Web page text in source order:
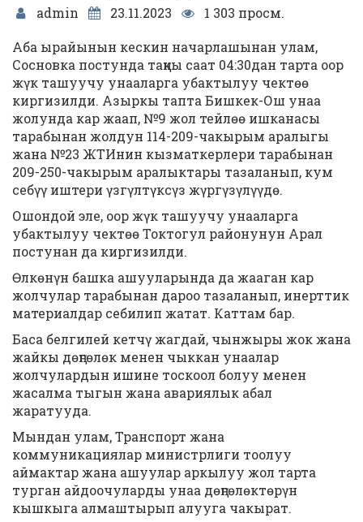
admin 23.11.2023
1 303 просм.
Аба ырайынын кескин начарлашынан улам,
Сосновка постунда таңкы саат 04:30дан тарта оор
жүк ташуучу унааларга убактылуу чектөө
киргизилди. Азыркы тапта Бишкек-Ош унаа
жолунда кар жаап, №9 жол тейлөө ишканасы
тарабынан жолдун 114-209-чакырым аралыгы
жана №23 ЖТИнин кызматкерлери тарабынан
209-250-чакырым аралыктары тазаланып, кум
себүү иштери үзгүлтүксүз жүргүзүлүүдө.
Ошондой эле, оор жүк ташуучу унааларга
убактылуу чектөө Токтогул районунун Арал
постунан да киргизилди.
Өлкөнүн башка ашууларында да жааган кар
жолчулар тарабынан дароо тазаланып, инерттик
материалдар себилип жатат. Каттам бар.
Баса белгилей кетчү жагдай, чынжыры жок жана
жайкы дөңгөлөк менен чыккан унаалар
жолчулардын ишине тоскоол болуу менен
жасалма тыгын жана авариялык абал
жаратууда.
Мындан улам, Транспорт жана
коммуникациялар министрлиги тоолуу
аймактар жана ашуулар аркылуу жол тарта
турган айдоочуларды унаа дөңгөлөктөрүн
кышкыга алмаштырып алууга чакырат.